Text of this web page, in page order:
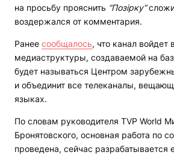
на просьбу прояснить “Позірку“
воздержался от комментария.
Ранее сообщалось, что канал войдет
медиаструктуры, создаваемой на
будет называться Центром
и объединит все телеканалы,
языках.
По словам руководителя TVP World
Бронятовского, основная работа по
проведена, сейчас разрабатывается